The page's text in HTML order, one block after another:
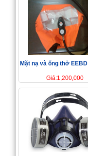
Mặt nạ và ống thở EEBD
Giá:1,200,000